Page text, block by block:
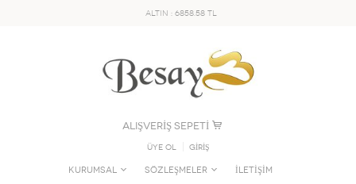
ALTIN : 6858.58 TL
ALIŞVERİŞ SEPETİ
Üye Ol GİRİŞ
KURUMSAL SÖZLEŞMELER İLETİŞİM